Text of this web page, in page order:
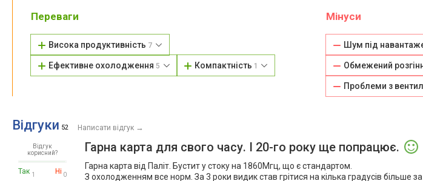
Переваги
Висока продуктивність 7
Ефективне охолодження 5 Компактність 1
Мінуси
Шум під
Обмежений
Проблеми з
Відгуки 52 Написати відгук →
Відгук
корисний?
Так 1 Ні 0
Гарна карта для свого часу. І 20-го року ще попрацює.
Гарна карта від Паліт. Бустит у стоку на 1860Мгц, що є стандартом.
З охолодженням все норм. За 3 роки видик став грітися на кілька градусів більше